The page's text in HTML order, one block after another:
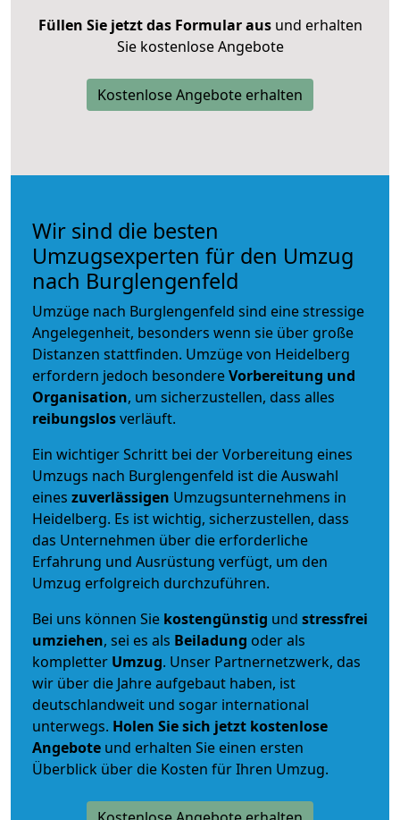
Füllen Sie jetzt das Formular ausund erhalten
Sie kostenlose Angebote
Kostenlose Angebote erhalten
Wir sind die besten
Umzugsexperten für den Umzug
nach Burglengenfeld
Umzüge nach Burglengenfeld sind eine stressige
Angelegenheit, besonders wenn sie über große
Distanzen stattfinden. Umzüge von Heidelberg
erfordern jedoch besondereVorbereitung und
Organisation, um sicherzustellen, dass alles
reibungslosverläuft.
Ein wichtiger Schritt bei der Vorbereitung eines
Umzugs nach Burglengenfeld ist die Auswahl
eines zuverlässigen Umzugsunternehmens in
Heidelberg. Es ist wichtig, sicherzustellen, dass
das Unternehmen über die erforderliche
Erfahrung und Ausrüstung verfügt, um den
Umzug erfolgreich durchzuführen.
Bei uns können Sie kostengünstig und stressfrei
umziehen, sei es als Beiladung oder als
kompletter Umzug. Unser Partnernetzwerk, das
wir über die Jahre aufgebaut haben, ist
deutschlandweit und sogar international
unterwegs. Holen Sie sich jetzt kostenlose
Angebote und erhalten Sie einen ersten
Überblick über die Kosten für Ihren Umzug.